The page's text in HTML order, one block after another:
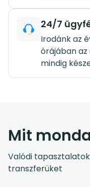
24/7
Irodánk az
órájában
mindig
Mit
Valódi
transzferüket